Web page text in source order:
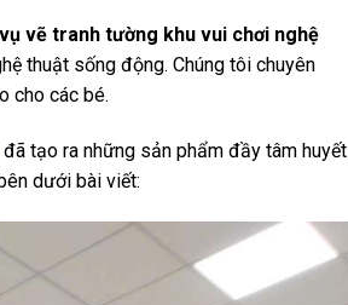
vẽ tranh tường khu vui chơi nghệ
thuật sống động. Chúng tôi chuyên
cho các bé.
đã tạo ra những sản phẩm đầy tâm huyết
dưới bài viết: